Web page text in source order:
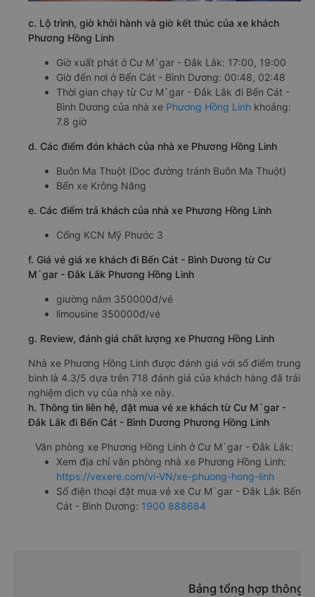
c. Lộ trình, giờ khởi hành và giờ kết thúc của xe khách
Phương Hồng Linh
Giờ xuất phát ở Cư M`gar - Đắk Lắk: 17:00, 19:00
Giờ đến nơi ở Bến Cát - Bình Dương: 00:48, 02:48
Thời gian chạy từ Cư M`gar - Đắk Lắk đi Bến Cát -
Bình Dương của nhà xe Phương Hồng Linh khoảng:
7.8 giờ
d. Các điểm đón khách của nhà xe Phương Hồng Linh
Buôn Ma Thuột (Dọc đường tránh Buôn Ma Thuột)
Bến xe Krông Năng
e. Các điểm trả khách của nhà xe Phương Hồng Linh
Cổng KCN Mỹ Phước 3
f. Giá vé giá xe khách đi Bến Cát - Bình Dương từ Cư
M`gar - Đắk Lắk Phương Hồng Linh
giường nằm 350000đ/vé
limousine 350000đ/vé
g. Review, đánh giá chất lượng xe Phương Hồng Linh
Nhà xe Phương Hồng Linh được đánh giá với số điểm trung
bình là 4.3/5 dựa trên 718 đánh giá của khách hàng đã trải
nghiệm dịch vụ của nhà xe này.
h. Thông tin liên hệ, đặt mua vé xe khách từ Cư M`gar -
Đắk Lắk đi Bến Cát - Bình Dương Phương Hồng Linh
Văn phòng xe Phương Hồng Linh ở Cư M`gar - Đắk Lắk:
Xem địa chỉ văn phòng nhà xe Phương Hồng Linh:
https://vexere.com/vi-VN/xe-phuong-hong-linh
Số điện thoại đặt mua vé xe Cư M`gar - Đắk Lắk Bến
Cát - Bình Dương: 1900 888684
Bảng tổng hợp thông